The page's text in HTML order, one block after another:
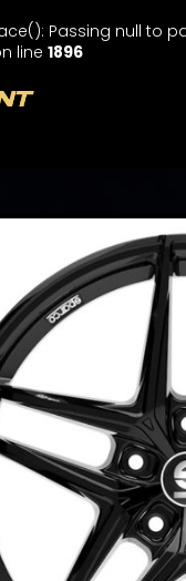
Passing null to
line 1896